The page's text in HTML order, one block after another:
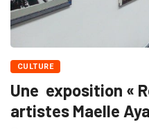
CULTURE
Une exposition «
artistes Maelle